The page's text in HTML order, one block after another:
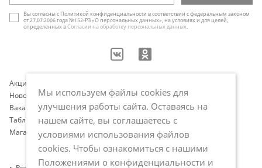
Акции
Новости
Вакансии
Таблица размеров
Магазины
Оплата и доставка
Программа лояльности
Публичная оферта
Политика обработки
персональных данных
Вы согласны с Политикой конфиденциальности в соответствии с федеральным законом
от 27.07.2006 года №152-РЗ «О персональных данных», на условиях и для целей,
определенных вСогласии на обработку персональных данных.
Мы используем файлы cookies для
улучшения работы сайта. Оставаясь на
нашем сайте, вы соглашаетесь с
условиями использования файлов
cookies. Чтобы ознакомиться с нашими
Положениями о конфиденциальности и